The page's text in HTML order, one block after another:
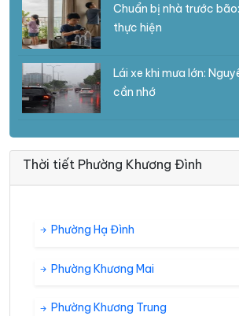
Chuẩn bị nhà trước
thực hiện
Lái xe khi mưa lớn:
cần nhớ
Thời tiết Phường Khương Đình
Phường Hạ Đình
Phường Khương Mai
Phường Khương Trung